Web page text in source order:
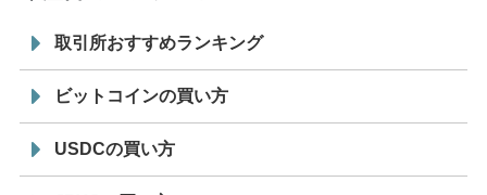
取引所おすすめランキング
ビットコインの買い方
USDCの買い方